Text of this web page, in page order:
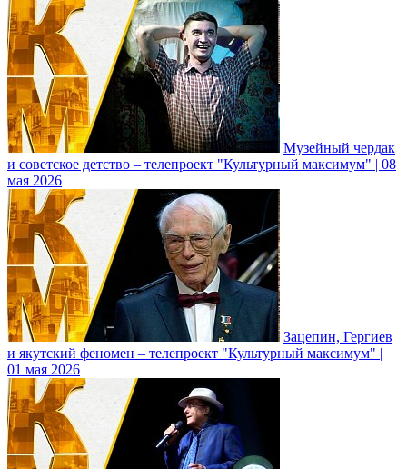
Музейный чердак
и советское детство – телепроект "Культурный максимум" | 08
мая 2026
Зацепин, Гергиев
и якутский феномен – телепроект "Культурный максимум" |
01 мая 2026